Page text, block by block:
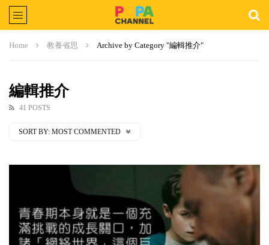
Home 教養省思 Archive by Category "編輯推介"
編輯推介
41 POSTS
SORT BY: MOST COMMENTED